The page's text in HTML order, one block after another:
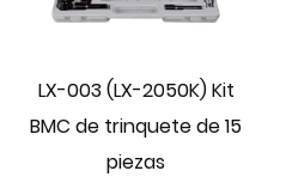
LX-003 (LX-2050K) Kit
BMC de trinquete de 15
piezas